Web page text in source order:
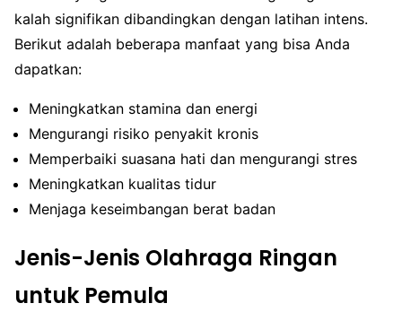
kalah signifikan dibandingkan dengan latihan intens.
Berikut adalah beberapa manfaat yang bisa Anda
dapatkan:
Meningkatkan stamina dan energi
Mengurangi risiko penyakit kronis
Memperbaiki suasana hati dan mengurangi stres
Meningkatkan kualitas tidur
Menjaga keseimbangan berat badan
Jenis-Jenis Olahraga Ringan
untuk Pemula